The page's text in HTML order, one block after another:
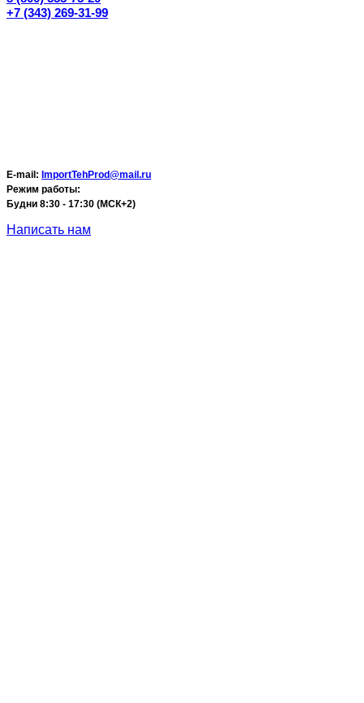
+7 (343) 269-31-99
E-mail: ImportTehProd@mail.ru
Режим работы:
Будни 8:30 - 17:30 (МСК+2)
Написать нам